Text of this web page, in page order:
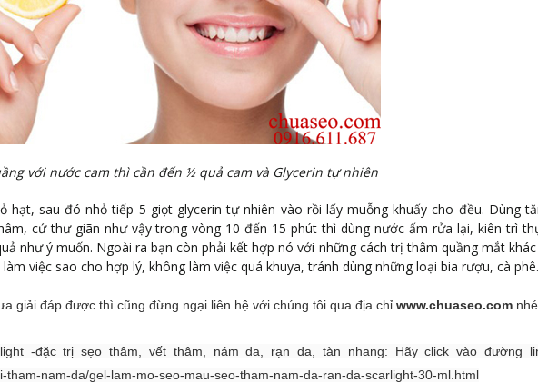
với nước cam thì cần đến ½ quả cam và Glycerin tự nhiên
hạt, sau đó nhỏ tiếp 5 giọt glycerin tự nhiên vào rồi lấy muỗng khuấy cho đều. Dùng
cứ thư giãn như vậy trong vòng 10 đến 15 phút thì dùng nước ấm rửa lại, kiên trì
như ý muốn. Ngoài ra bạn còn phải kết hợp nó với những cách trị thâm quầng mắt
việc sao cho hợp lý, không làm việc quá khuya, tránh dùng những loại bia rượu, cà
giải đáp được thì cũng đừng ngại liên hệ với chúng tôi qua địa chỉ www.chuaseo.com
-đặc trị sẹo thâm, vết thâm, nám da, rạn da, tàn nhang: Hãy click vào đường
tham-nam-da/gel-lam-mo-seo-mau-seo-tham-nam-da-ran-da-scarlight-30-ml.html